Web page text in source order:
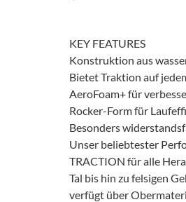
KEY FEATURES
Konstruktion aus
Bietet Traktion auf
AeroFoam+ für
Rocker-Form für
Besonders
Unser beliebtester
TRACTION für alle
Tal bis hin zu felsigen
verfügt über